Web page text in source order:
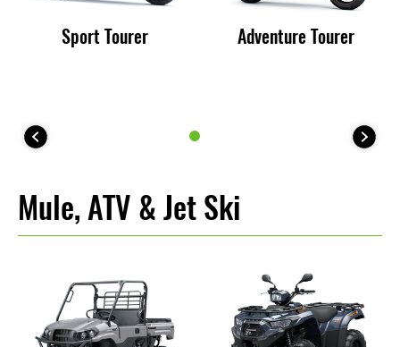
Sport Tourer Adventure Tourer
Mule, ATV & Jet Ski